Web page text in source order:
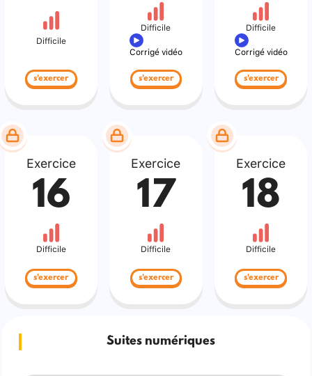
Difficile
s'exercer
Difficile
Corrigé vidéo
s'exercer
Difficile
Corrigé vidéo
s'exercer
Exercice
16
Difficile
s'exercer
Exercice
17
Difficile
s'exercer
Exercice
18
Difficile
s'exercer
Suites numériques